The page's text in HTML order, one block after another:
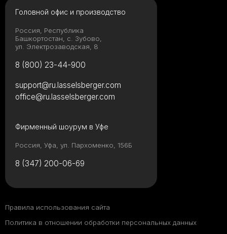
Головной офис и производство
Россия, Республика
Башкортостан, с. Зубово,
ул. Электрозаводская, 8
8 (800) 23-44-900
Фирменный шоурум в Уфе
Россия, Уфа, ул. Пархоменко, 156Б
8 (347) 200-06-69
support@ru.lasselsberger.com
office@ru.lasselsberger.com
Правила использования сайта
Политика в отношении обработки персональных данных